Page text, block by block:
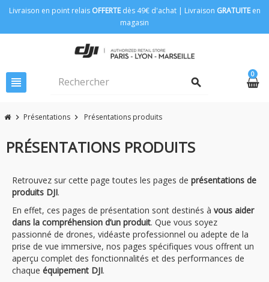
Livraison en point relais OFFERTEdès 49€ d'achat | Livraison GRATUITEen
magasin
view_headline search
0
chevron_right Présentations chevron_right Présentations produits
PRÉSENTATIONS PRODUITS
Retrouvez sur cette page toutes les pages de présentations de
produits DJI.
En effet, ces pages de présentation sont destinés à vous aider
dans la compréhension d’un produit. Que vous soyez
passionné de drones, vidéaste professionnel ou adepte de la
prise de vue immersive, nos pages spécifiques vous offrent un
aperçu complet des fonctionnalités et des performances de
chaque équipement DJI.